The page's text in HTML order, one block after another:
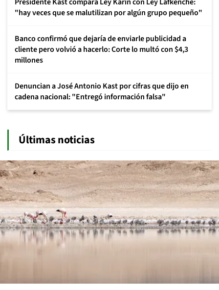
"hay veces que se malutilizan por algún grupo pequeño"
Banco confirmó que dejaría de enviarle publicidad a
cliente pero volvió a hacerlo: Corte lo multó con $4,3
millones
Denuncian a José Antonio Kast por cifras que dijo en
cadena nacional: "Entregó información falsa"
Últimas noticias